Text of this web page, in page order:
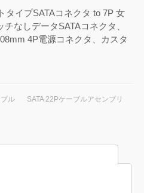
タイプSATAコネクタ to 7P 女
なしデータSATAコネクタ、
4P電源コネクタ、カスタ
ル SATA 22Pケーブルアセンブリ